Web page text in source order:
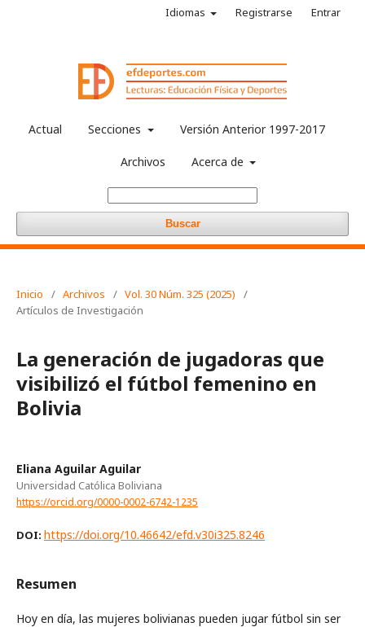
Actual Secciones Versión Anterior 1997-2017
Archivos Acerca de
Buscar
Idiomas Registrarse Entrar
Inicio / Archivos / Vol. 30 Núm. 325 (2025)
/
Artículos de Investigación
La generación de jugadoras que
visibilizó el fútbol femenino en
Bolivia
Eliana Aguilar Aguilar
Universidad Católica Boliviana
https://orcid.org/0000-0002-6742-1235
DOI: https://doi.org/10.46642/efd.v30i325.8246
Resumen
Hoy en día, las mujeres bolivianas pueden jugar fútbol sin ser